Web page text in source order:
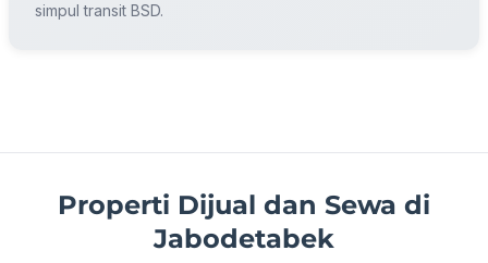
simpul transit BSD.
Properti Dijual dan Sewa di
Jabodetabek